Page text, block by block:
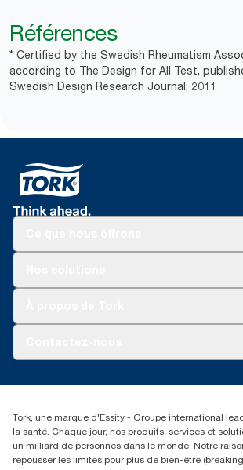
Références
* Certified by the Swedish Rheumatism
according to The Design for All Test,
Swedish Design Research Journal, 2011
(866) 722-8675
Tork, une marque d'Essity - Groupe international
la santé. Chaque jour, nos produits, services et
un milliard de personnes dans le monde. Notre
repousser les limites pour plus de bien-être